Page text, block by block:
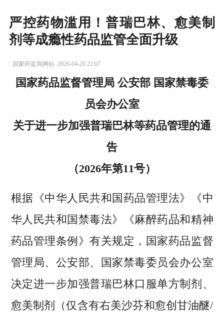
严控药物滥用！普瑞巴林、愈美制
剂等成瘾性药品监管全面升级
国家药监局网站 2026-04-20 22:07
国家药品监督管理局 公安部 国家禁毒委
员会办公室
关于进一步加强普瑞巴林等药品管理的通
告
（2026年第11号）
根据《中华人民共和国药品管理法》《中
华人民共和国禁毒法》《麻醉药品和精神
药品管理条例》有关规定，国家药品监督
管理局、公安部、国家禁毒委员会办公室
决定进一步加强普瑞巴林口服单方制剂、
愈美制剂（仅含有右美沙芬和愈创甘油醚/